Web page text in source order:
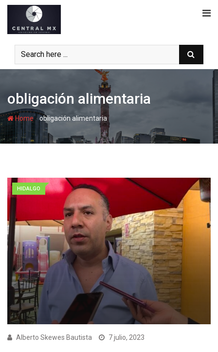
Skip
content
obligación alimentaria
Home-obligación alimentaria
HIDALGO
Alberto Skewes Bautista 7 julio, 2023